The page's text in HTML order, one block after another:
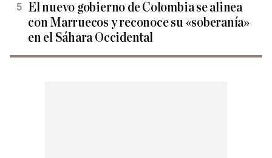
El nuevo gobierno de Colombia se alinea
con Marruecos y reconoce su «soberanía»
en el Sáhara Occidental